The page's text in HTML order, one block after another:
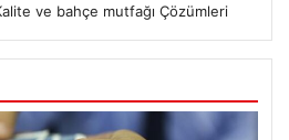
ve bahçe mutfağı Çözümleri